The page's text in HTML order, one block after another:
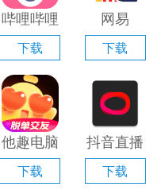
哔哩哔哩
直播姬电
脑版「含
模拟器」
下载
网易
Filmly电
脑版「含
模拟器」
下载
他趣电脑
版「含模
拟器」
下载
抖音直播
伴侣电脑
版「含模
下载